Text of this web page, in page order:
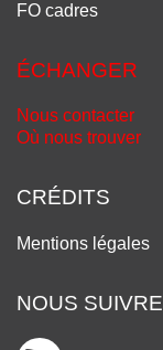
FO cadres
ÉCHANGER
Nous contacter
Où nous trouver
CRÉDITS
Mentions légales
NOUS SUIVRE